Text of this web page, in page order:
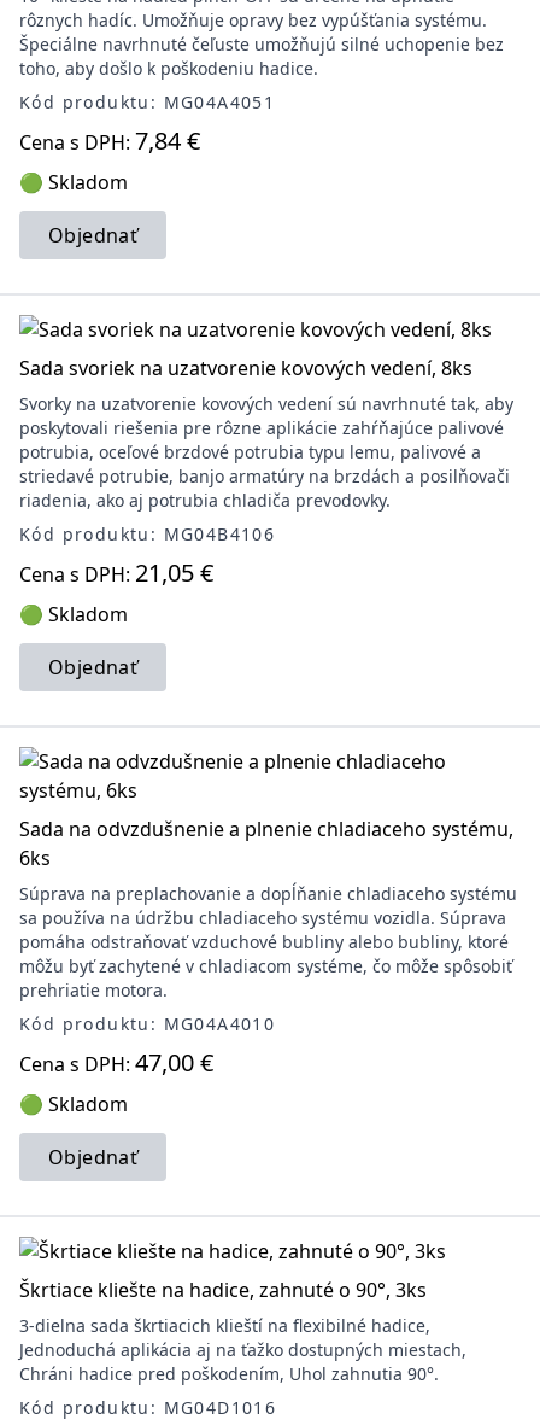
rôznych hadíc. Umožňuje opravy bez vypúšťania systému.
Špeciálne navrhnuté čeľuste umožňujú silné uchopenie bez
toho, aby došlo k poškodeniu hadice.
Kód produktu: MG04A4051
Cena s DPH: 7,84 €
🟢 Skladom
Objednať
Sada svoriek na uzatvorenie kovových vedení, 8ks
Svorky na uzatvorenie kovových vedení sú navrhnuté tak, aby
poskytovali riešenia pre rôzne aplikácie zahŕňajúce palivové
potrubia, oceľové brzdové potrubia typu lemu, palivové a
striedavé potrubie, banjo armatúry na brzdách a posilňovači
riadenia, ako aj potrubia chladiča prevodovky.
Kód produktu: MG04B4106
Cena s DPH: 21,05 €
🟢 Skladom
Objednať
Sada na odvzdušnenie a plnenie chladiaceho systému,
6ks
Súprava na preplachovanie a dopĺňanie chladiaceho systému
sa používa na údržbu chladiaceho systému vozidla. Súprava
pomáha odstraňovať vzduchové bubliny alebo bubliny, ktoré
môžu byť zachytené v chladiacom systéme, čo môže spôsobiť
prehriatie motora.
Kód produktu: MG04A4010
Cena s DPH: 47,00 €
🟢 Skladom
Objednať
Škrtiace kliešte na hadice, zahnuté o 90°, 3ks
3-dielna sada škrtiacich klieští na flexibilné hadice,
Jednoduchá aplikácia aj na ťažko dostupných miestach,
Chráni hadice pred poškodením, Uhol zahnutia 90°.
Kód produktu: MG04D1016